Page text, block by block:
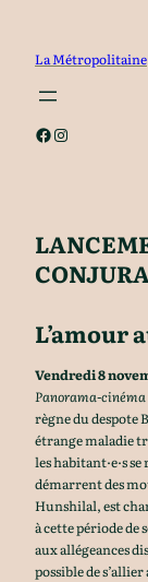
contenu
La Métropolitaine
Facebook Instagram
L’amour
Vendredi 8
Panorama-
règne du despote
étrange maladie
les habitant·e·s
démarrent des
Hunshilal, est
à cette période de
aux allégeances
possible de